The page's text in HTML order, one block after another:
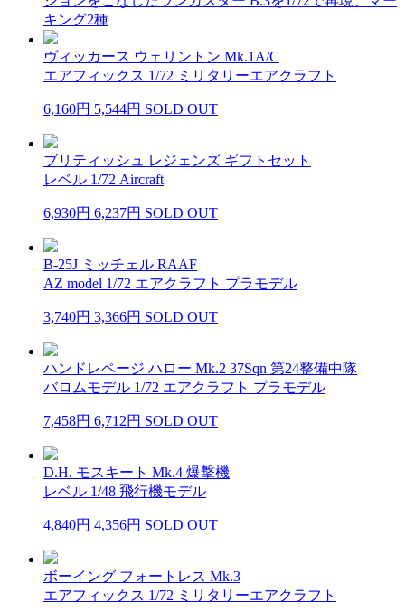
キング2種
ヴィッカース ウェリントン Mk.1A/C
エアフィックス 1/72 ミリタリーエアクラフト
6,160円 5,544円 SOLD OUT
ブリティッシュ レジェンズ ギフトセット
レベル 1/72 Aircraft
6,930円 6,237円 SOLD OUT
B-25J ミッチェル RAAF
AZ model 1/72 エアクラフト プラモデル
3,740円 3,366円 SOLD OUT
ハンドレページ ハロー Mk.2 37Sqn 第24整備中隊
バロムモデル 1/72 エアクラフト プラモデル
7,458円 6,712円 SOLD OUT
D.H. モスキート Mk.4 爆撃機
レベル 1/48 飛行機モデル
4,840円 4,356円 SOLD OUT
ボーイング フォートレス Mk.3
エアフィックス 1/72 ミリタリーエアクラフト